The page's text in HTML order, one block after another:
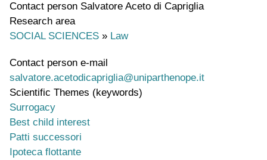
Contact person Salvatore Aceto di Capriglia
Research area
SOCIAL SCIENCES » Law
Contact person e-mail
salvatore.acetodicapriglia@uniparthenope.it
Scientific Themes (keywords)
Surrogacy
Best child interest
Patti successori
Ipoteca flottante